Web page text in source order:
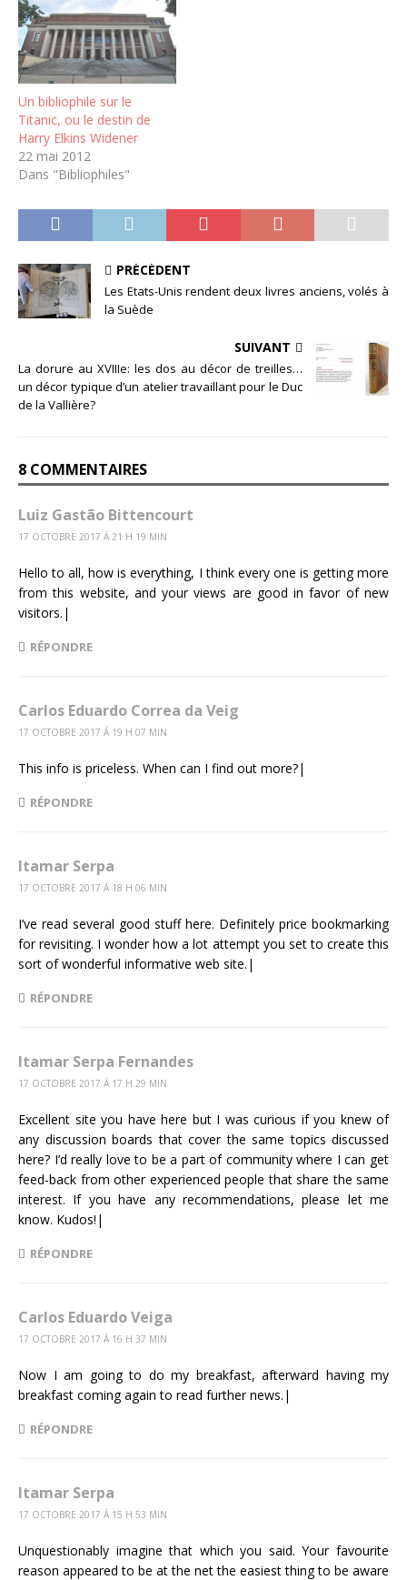
Un bibliophile sur le
Titanic, ou le destin de
Harry Elkins Widener
22 mai 2012
Dans "Bibliophiles"
PRÉCÉDENT
Les Etats-Unis rendent deux livres anciens, volés à
la Suède
SUIVANT
La dorure au XVIIIe: les dos au décor de treilles…
un décor typique d’un atelier travaillant pour le Duc
de la Vallière?
8 COMMENTAIRES
Luiz Gastão Bittencourt
17 OCTOBRE 2017 Á 21 H 19 MIN
Hello to all, how is everything, I think every one is getting more
from this website, and your views are good in favor of new
visitors.|
RÉPONDRE
Carlos Eduardo Correa da Veig
17 OCTOBRE 2017 Á 19 H 07 MIN
This info is priceless. When can I find out more?|
RÉPONDRE
Itamar Serpa
17 OCTOBRE 2017 Á 18 H 06 MIN
I’ve read several good stuff here. Definitely price bookmarking
for revisiting. I wonder how a lot attempt you set to create this
sort of wonderful informative web site.|
RÉPONDRE
Itamar Serpa Fernandes
17 OCTOBRE 2017 Á 17 H 29 MIN
Excellent site you have here but I was curious if you knew of
any discussion boards that cover the same topics discussed
here? I’d really love to be a part of community where I can get
feed-back from other experienced people that share the same
interest. If you have any recommendations, please let me
know. Kudos!|
RÉPONDRE
Carlos Eduardo Veiga
17 OCTOBRE 2017 Á 16 H 37 MIN
Now I am going to do my breakfast, afterward having my
breakfast coming again to read further news.|
RÉPONDRE
Itamar Serpa
17 OCTOBRE 2017 Á 15 H 53 MIN
Unquestionably imagine that which you said. Your favourite
reason appeared to be at the net the easiest thing to be aware